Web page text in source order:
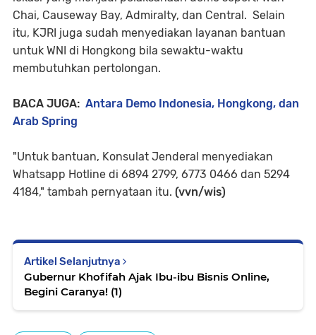
Chai, Causeway Bay, Admiralty, dan Central. Selain
itu, KJRI juga sudah menyediakan layanan bantuan
untuk WNI di Hongkong bila sewaktu-waktu
membutuhkan pertolongan.
BACA JUGA: Antara Demo Indonesia, Hongkong, dan
Arab Spring
"Untuk bantuan, Konsulat Jenderal menyediakan
Whatsapp Hotline di 6894 2799, 6773 0466 dan 5294
4184," tambah pernyataan itu. (vvn/wis)
Artikel Selanjutnya
Gubernur Khofifah Ajak Ibu-ibu Bisnis Online,
Begini Caranya! (1)